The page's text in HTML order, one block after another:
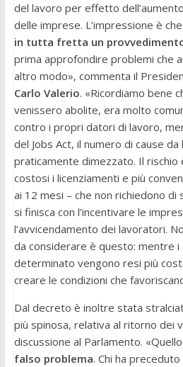
del lavoro per effetto
delle imprese. L’impressione è
in tutta fretta un
prima approfondire problemi che
altro modo», commenta il
Carlo Valerio. «Ricordiamo bene
venissero abolite, era molto
contro i propri datori di lavoro,
del Jobs Act, il numero di cause
praticamente dimezzato. Il rischio
costosi i licenziamenti e più
ai 12 mesi – che non richiedono di
si finisca con l’incentivare le
l’avvicendamento dei lavoratori.
da considerare è questo: mentre
determinato vengono resi più
creare le condizioni che
Dal decreto è inoltre stata
più spinosa, relativa al ritorno dei
discussione al Parlamento.
falso problema. Chi ha